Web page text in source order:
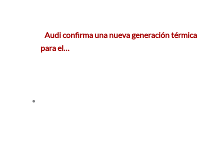
Audi confirma una nueva generación térmica
para el…